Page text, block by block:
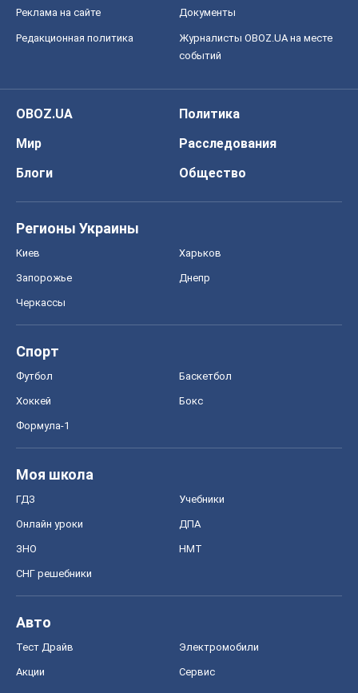
Реклама на сайте Документы
Редакционная политика
Журналисты OBOZ.UA на месте
событий
OBOZ.UA
Политика
Мир
Расследования
Блоги
Общество
Регионы Украины
Киев Харьков
Запорожье Днепр
Черкассы
Спорт
Футбол Баскетбол
Хоккей Бокс
Формула-1
Моя школа
ГДЗ Учебники
Онлайн уроки ДПА
ЗНО НМТ
СНГ решебники
Авто
Тест Драйв Электромобили
Акции Сервис